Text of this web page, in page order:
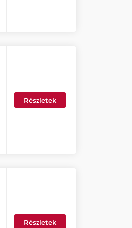
Részletek
Részletek